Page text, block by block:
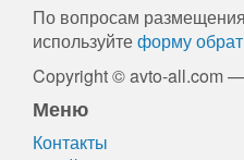
По вопросам
используйтеформу
Copyright © avto-all.com
Меню
Контакты